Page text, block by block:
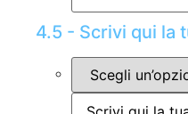
4.5 - Scrivi qui la